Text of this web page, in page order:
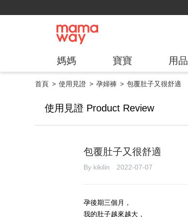
媽媽 寶寶 用品
首頁 使用見證 孕婦褲 包覆肚子又很舒適
使用見證 Product Review
包覆肚子又很舒適
By kikilin 2022-07-07
孕後期三個月，
我的肚子越來越大，